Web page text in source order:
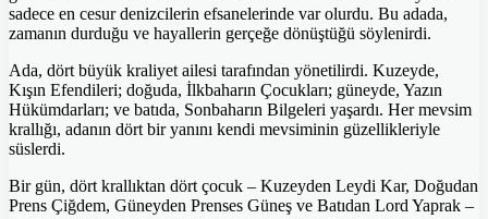
sadece en cesur denizcilerin efsanelerinde var olurdu. Bu adada,
zamanın durduğu ve hayallerin gerçeğe dönüştüğü söylenirdi.
Ada, dört büyük kraliyet ailesi tarafından yönetilirdi. Kuzeyde,
Kışın Efendileri; doğuda, İlkbaharın Çocukları; güneyde, Yazın
Hükümdarları; ve batıda, Sonbaharın Bilgeleri yaşardı. Her mevsim
krallığı, adanın dört bir yanını kendi mevsiminin güzellikleriyle
süslerdi.
Bir gün, dört krallıktan dört çocuk – Kuzeyden Leydi Kar, Doğudan
Prens Çiğdem, Güneyden Prenses Güneş ve Batıdan Lord Yaprak –